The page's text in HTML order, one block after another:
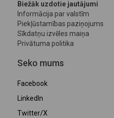
Biežāk uzdotie jautājumi
Informācija par valstīm
Piekļūstamības paziņojums
Sīkdatņu izvēles maiņa
Privātuma politika
Seko mums
Facebook
LinkedIn
Twitter/X